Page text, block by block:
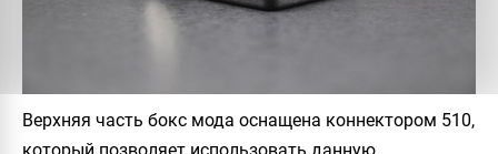
Верхняя часть бокс мода оснащена коннектором 510,